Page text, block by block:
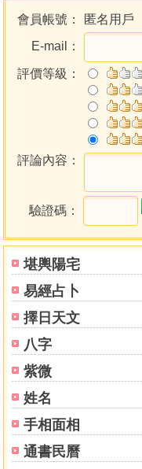
堪輿陽宅
易經占卜
擇日天文
八字
紫微
姓名
手相面相
通書民曆
會員帳號：
匿名用戶
E-mail：
評價等級：
評論內容：
驗證碼：